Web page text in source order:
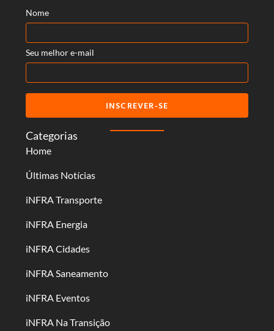
Categorias
Home
Últimas Notícias
iNFRA Transporte
iNFRA Energia
iNFRA Cidades
iNFRA Saneamento
iNFRA Eventos
iNFRA Na Transição
Nome
Seu melhor e-mail
INSCREVER-SE